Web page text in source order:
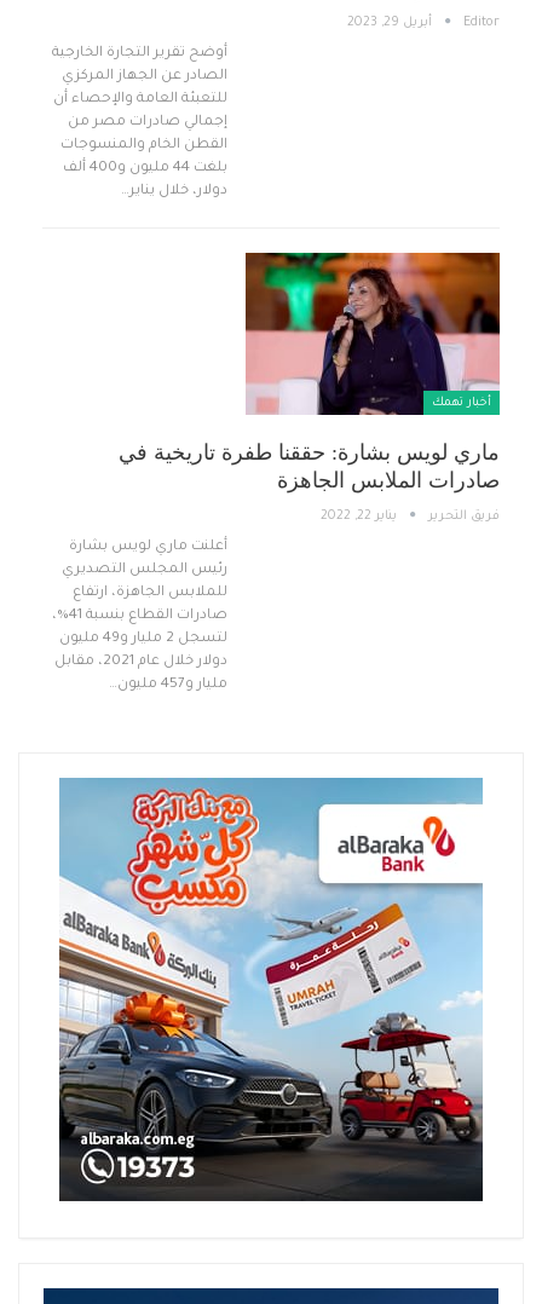
Editor أبريل 29, 2023
أوضح تقرير التجارة الخارجية
الصادر عن الجهاز المركزي
للتعبئة العامة والإحصاء أن
إجمالي صادرات مصر من
القطن الخام والمنسوجات
بلغت 44 مليون و400 ألف
دولار، خلال يناير…
أخبار تهمك
ماري لويس بشارة: حققنا طفرة تاريخية في
صادرات الملابس الجاهزة
فريق التحرير يناير 22, 2022
أعلنت ماري لويس بشارة
رئيس المجلس التصديري
للملابس الجاهزة، ارتفاع
صادرات القطاع بنسبة 41%،
لتسجل 2 مليار و49 مليون
دولار خلال عام 2021، مقابل
مليار و457 مليون…